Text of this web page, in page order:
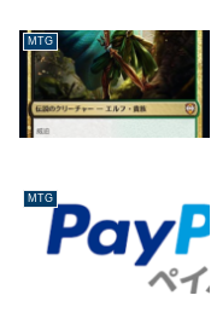
MTG
MTG